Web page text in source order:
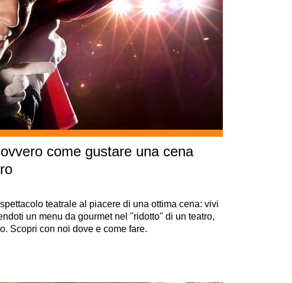
come gustare una cena
teatrale al piacere di una ottima cena: vivi
un menu da gourmet nel "ridotto" di un teatro,
Scopri con noi dove e come fare.